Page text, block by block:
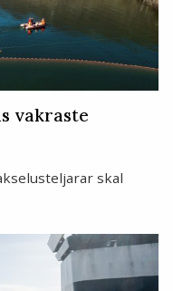
vakraste
skal